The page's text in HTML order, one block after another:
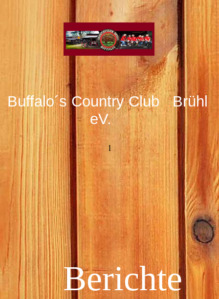
Buffalo´s Country Club Brühl
eV.
l
Berichte